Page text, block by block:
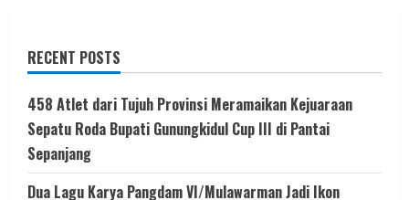
RECENT POSTS
458 Atlet dari Tujuh Provinsi Meramaikan Kejuaraan
Sepatu Roda Bupati Gunungkidul Cup III di Pantai
Sepanjang
Dua Lagu Karya Pangdam VI/Mulawarman Jadi Ikon